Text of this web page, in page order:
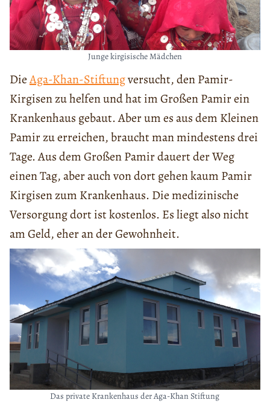
Junge kirgisische Mädchen
DieAga-Khan-Stiftungversucht, den Pamir-
Kirgisen zu helfen und hat im Großen Pamir ein
Krankenhaus gebaut. Aber um es aus dem Kleinen
Pamir zu erreichen, braucht man mindestens drei
Tage. Aus dem Großen Pamir dauert der Weg
einen Tag, aber auch von dort gehen kaum Pamir
Kirgisen zum Krankenhaus. Die medizinische
Versorgung dort ist kostenlos. Es liegt also nicht
am Geld, eher an der Gewohnheit.
Das private Krankenhaus der Aga-Khan Stiftung